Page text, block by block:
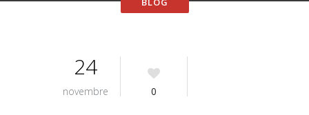
24
novembre 0